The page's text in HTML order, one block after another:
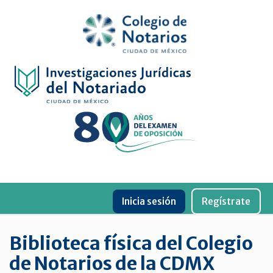
Física
Jurídica
virtual
de
Inicia sesión Regístrate
Biblioteca física del Colegio
de Notarios de la CDMX